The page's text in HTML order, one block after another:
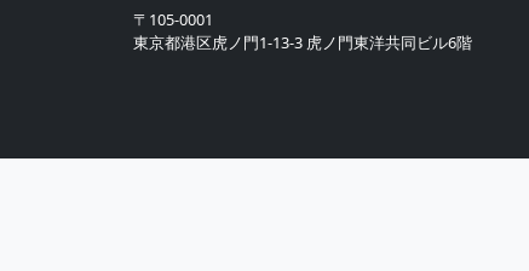
〒105-0001
東京都港区虎ノ門1-13-3 虎ノ門東洋共同ビル6階